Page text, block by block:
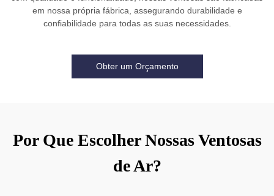
em nossa própria fábrica, assegurando durabilidade e
confiabilidade para todas as suas necessidades.
Obter um Orçamento
Por Que Escolher Nossas Ventosas
de Ar?